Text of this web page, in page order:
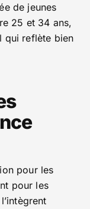
de jeunes
25 et 34 ans,
qui reflète bien
pour les
pour les